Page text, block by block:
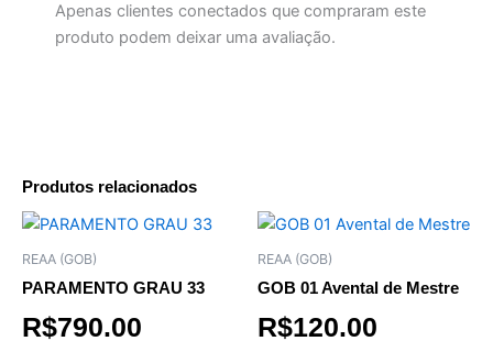
Apenas clientes conectados que compraram este
produto podem deixar uma avaliação.
Produtos relacionados
REAA (GOB)
PARAMENTO GRAU 33
R$790.00
REAA (GOB)
GOB 01 Avental de Mestre
R$120.00